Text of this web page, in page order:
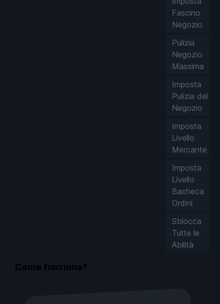
Fascino
Negozio
Pulizia
Negozio
Massima
Imposta
Pulizia del
Negozio
Imposta
Livello
Mercante
Imposta
Livello
Bacheca
Ordini
Sblocca
Tutte le
Abilità
Come funziona?